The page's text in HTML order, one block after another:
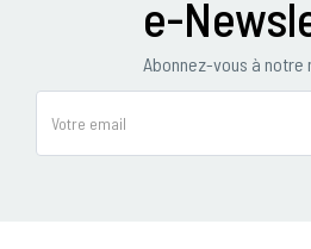
e-
Abonnez-vous à notre